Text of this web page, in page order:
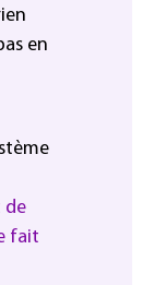
en
de
fait